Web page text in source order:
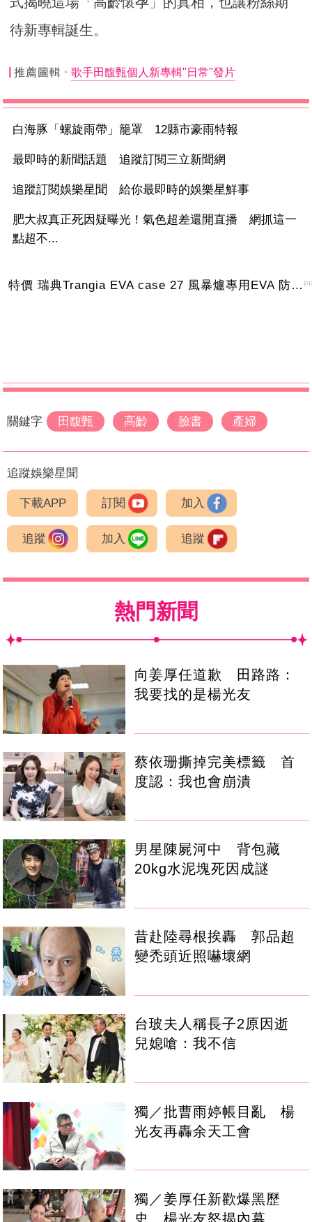
待新專輯誕生。
推薦圖輯 歌手田馥甄個人新專輯"日常"發片
白海豚「螺旋雨帶」籠罩 12縣市豪雨特報
最即時的新聞話題 追蹤訂閱三立新聞網
追蹤訂閱娛樂星聞 給你最即時的娛樂星鮮事
肥大叔真正死因疑曝光！氣色超差還開直播 網抓這一
點超不...
特價 瑞典Trangia EVA case 27 風暴爐專用EVA 防護外盒(小)-黑
關鍵字 田馥甄 高齡 臉書 產婦
追蹤娛樂星聞
下載APP 訂閱 加入
追蹤 加入 追蹤
熱門新聞
向姜厚任道歉 田路路：
我要找的是楊光友
蔡依珊撕掉完美標籤 首
度認：我也會崩潰
男星陳屍河中 背包藏
20kg水泥塊死因成謎
昔赴陸尋根挨轟 郭品超
變禿頭近照嚇壞網
台玻夫人稱長子2原因逝
兒媳嗆：我不信
獨／批曹雨婷帳目亂 楊
光友再轟余天工會
獨／姜厚任新歡爆黑歷
史 楊光友怒揭內幕